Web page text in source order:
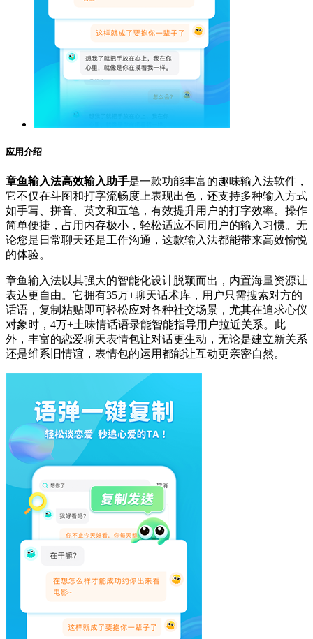
应用介绍
章鱼输入法高效输入助手是一款功能丰富的趣味输入法软件，
它不仅在斗图和打字流畅度上表现出色，还支持多种输入方式
如手写、拼音、英文和五笔，有效提升用户的打字效率。操作
简单便捷，占用内存极小，轻松适应不同用户的输入习惯。无
论您是日常聊天还是工作沟通，这款输入法都能带来高效愉悦
的体验。
章鱼输入法以其强大的智能化设计脱颖而出，内置海量资源让
表达更自由。它拥有35万+聊天话术库，用户只需搜索对方的
话语，复制粘贴即可轻松应对各种社交场景，尤其在追求心仪
对象时，4万+土味情话语录能智能指导用户拉近关系。此
外，丰富的恋爱聊天表情包让对话更生动，无论是建立新关系
还是维系旧情谊，表情包的运用都能让互动更亲密自然。